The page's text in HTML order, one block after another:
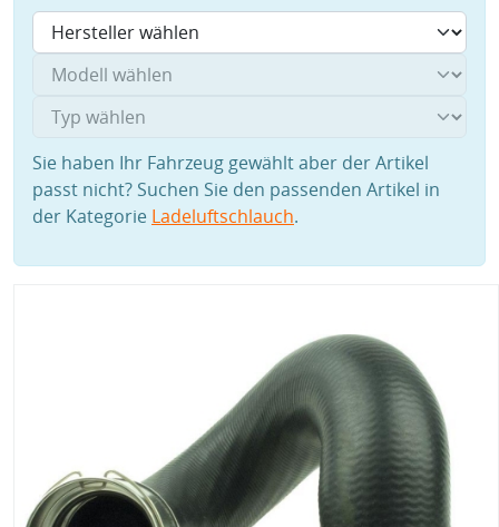
Sie haben Ihr Fahrzeug gewählt aber der Artikel
passt nicht? Suchen Sie den passenden Artikel in
der Kategorie Ladeluftschlauch.